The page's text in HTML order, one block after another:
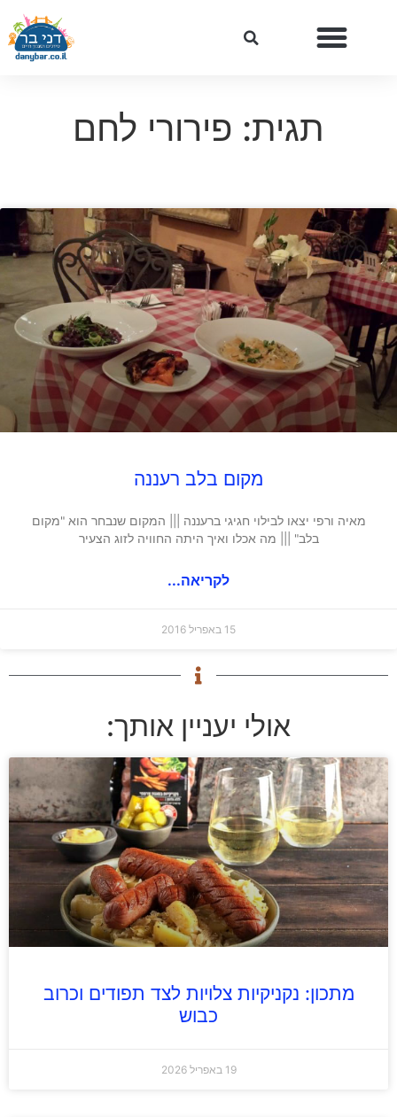
תגית: פירורי לחם
מקום בלב רעננה
מאיה ורפי יצאו לבילוי חגיגי ברעננה ||| המקום שנבחר הוא "מקום
בלב" ||| מה אכלו ואיך היתה החוויה לזוג הצעיר
לקריאה...
15 באפריל 2016
אולי יעניין אותך:
מתכון: נקניקיות צלויות לצד תפודים וכרוב
כבוש
19 באפריל 2026